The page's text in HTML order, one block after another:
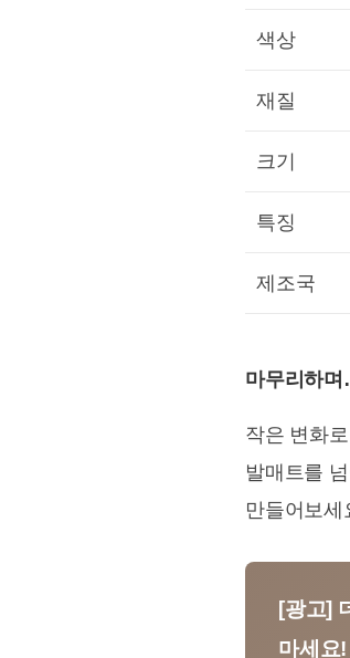
색상
재질
크기
특징
제조국
마무리하
작은 변화
발매트를
만들어보
[광고]
마세요